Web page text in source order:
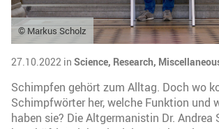
© Markus Scholz
27.10.2022 in Science, Research,
Schimpfen gehört zum Alltag. Doch wo
Schimpfwörter her, welche Funktion und
haben sie? Die Altgermanistin Dr. Andrea